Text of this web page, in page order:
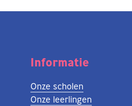
Informatie
Onze scholen
Onze leerlingen